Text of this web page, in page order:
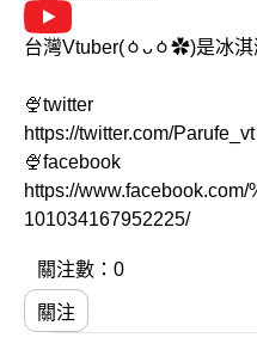
台灣Vtuber(ㆁᴗㆁ✿)是冰淇
🍨twitter
https://twitter.com/Parufe_vt
🍨facebook
https://
101034167952225/
關注數：0
關注